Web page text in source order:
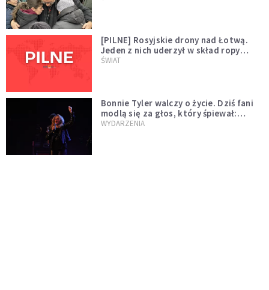
[PILNE] Rosyjskie drony nad Łotwą.
Jeden z nich uderzył w skład ropy
naftowej
ŚWIAT
Bonnie Tyler walczy o życie. Dziś fani
modlą się za głos, który śpiewał:
"Lord, help me"
WYDARZENIA